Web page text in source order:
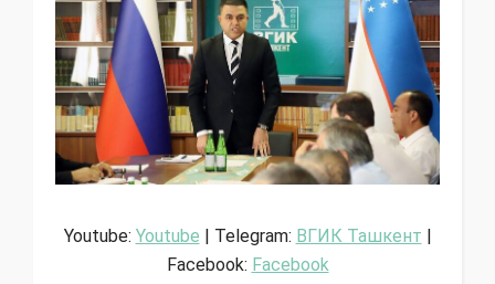
Youtube: Youtube | Telegram: ВГИК Ташкент
Facebook: Facebook